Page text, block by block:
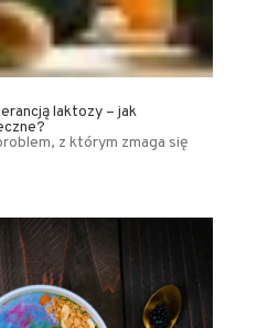
laktozy – jak
z którym zmaga się